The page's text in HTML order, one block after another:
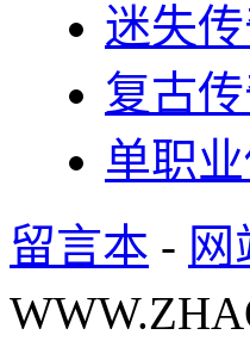
迷失
复古
单职
留言本 - 网